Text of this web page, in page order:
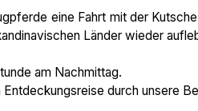
eine Fahrt mit der
Länder wieder
am Nachmittag.
durch unsere